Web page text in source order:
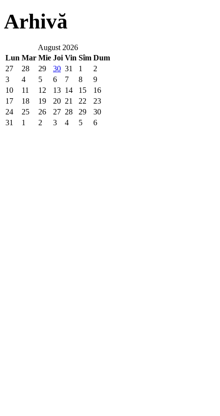
Arhivă
August 2026
Lun Mar Mie Joi Vin Sîm Dum
27
28 29 30 31 1
2
3
4 5 6 7 8
9
10
11 12 13 14 15
16
17
18 19 20 21 22
23
24
25 26 27 28 29
30
31
1 2 3 4 5 6